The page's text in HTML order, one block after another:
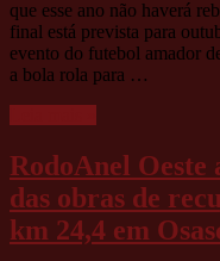
que esse ano não haverá
final está prevista para
evento do futebol amador
a bola rola para …
RodoAnel Oeste
das obras de
km 24,4 em